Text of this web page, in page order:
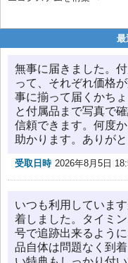
最
無事に届きました。
って、それぞれ価格
事に揃って届くかち
と付属品まで写真で
信頼できます。何度
助かります。ありがと
受取日時 2026年8月5日
いつも利用していま
着しました。タイミ
号で追跡出来るよう
品自体は問題なく到